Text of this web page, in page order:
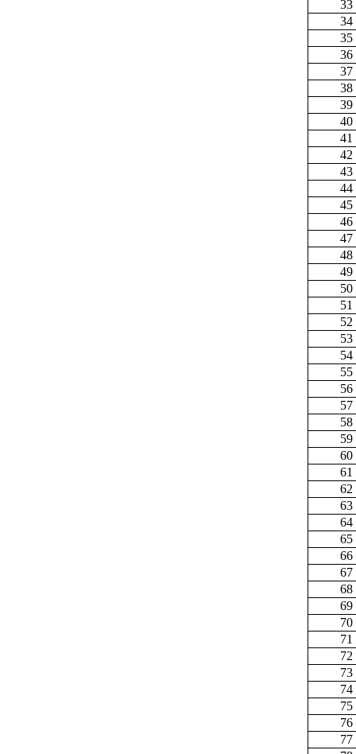
33
34
35
36
37
38
39
40
41
42
43
44
45
46
47
48
49
50
51
52
53
54
55
56
57
58
59
60
61
62
63
64
65
66
67
68
69
70
71
72
73
74
75
76
77